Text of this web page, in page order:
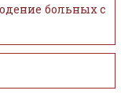
больных с